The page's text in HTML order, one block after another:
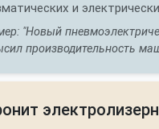
и
"Новый
производительность